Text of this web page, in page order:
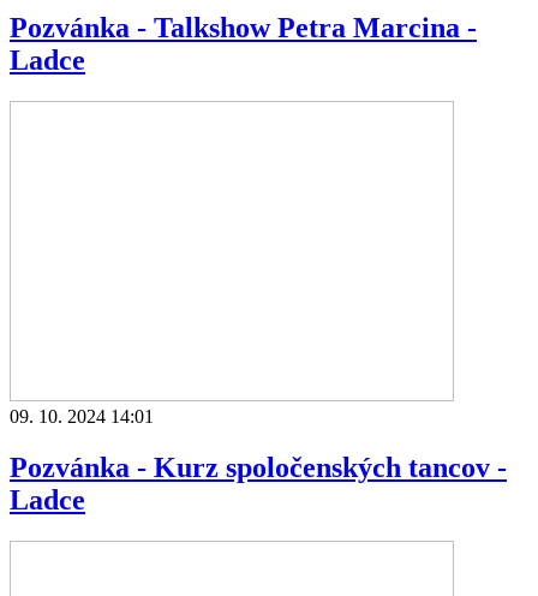
Pozvánka - Talkshow Petra Marcina -
Ladce
09. 10. 2024 14:01
Pozvánka - Kurz spoločenských tancov -
Ladce